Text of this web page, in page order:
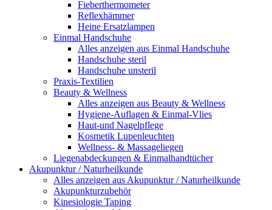
Fieberthermometer
Reflexhämmer
Heine Ersatzlampen
Einmal Handschuhe
Alles anzeigen aus Einmal Handschuhe
Handschuhe steril
Handschuhe unsteril
Praxis-Textilien
Beauty & Wellness
Alles anzeigen aus Beauty & Wellness
Hygiene-Auflagen & Einmal-Vlies
Haut-und Nagelpflege
Kosmetik Lupenleuchten
Wellness- & Massageliegen
Liegenabdeckungen & Einmalhandtücher
Akupunktur / Naturheilkunde
Alles anzeigen aus Akupunktur / Naturheilkunde
Akupunkturzubehör
Kinesiologie Taping